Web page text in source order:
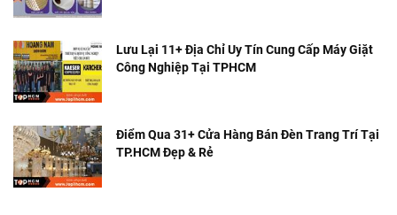
Lưu Lại 11+ Địa Chỉ Uy Tín Cung Cấp Máy Giặt
Công Nghiệp Tại TPHCM
Điểm Qua 31+ Cửa Hàng Bán Đèn Trang Trí Tại
TP.HCM Đẹp & Rẻ